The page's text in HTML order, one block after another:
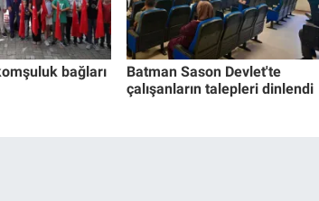
bağları
Batman Sason Devlet'te
çalışanların talepleri dinlendi